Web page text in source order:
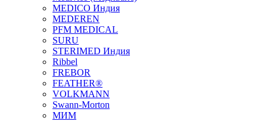
MEDICO Индия
MEDEREN
PFM MEDICAL
SURU
STERIMED Индия
Ribbel
FREBOR
FEATHER®
VOLKMANN
Swann-Morton
МИМ